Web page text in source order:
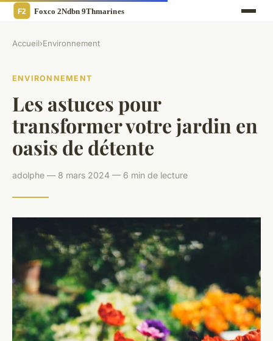
Accueil›Environnement
ENVIRONNEMENT
Les astuces pour
transformer votre jardin en
oasis de détente
adolphe — 8 mars 2024 — 6 min de lecture